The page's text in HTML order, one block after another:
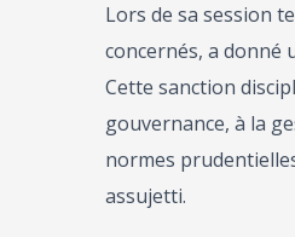
Lors de sa session
concernés, a donné
Cette sanction
gouvernance, à la
normes
assujetti.